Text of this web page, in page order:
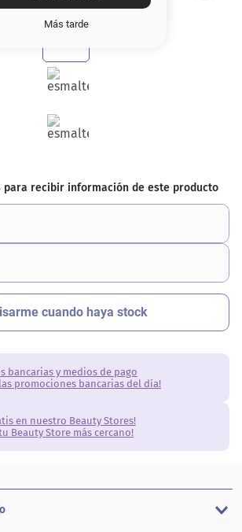
Más tarde
bancarias y medios de pago
promociones bancarias del día!
en nuestro Beauty Stores!
Beauty Store más cercano!